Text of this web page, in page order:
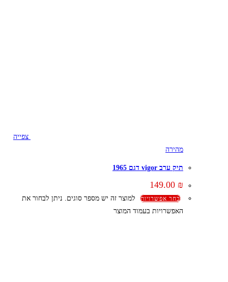
צפייה
מהירה
תיק ערב vigor דגם 1965
149.00 ₪
בחר אפשרויות
למוצר זה יש מספר סוגים. ניתן לבחור את
האפשרויות בעמוד המוצר